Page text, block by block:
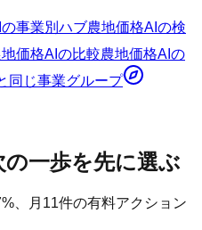
の事業別ハブ農地価格AI の検
価格AI の比較農地価格AI の
同じ事業グループ
の一歩を先に選ぶ
%、月 11件の有料アクション